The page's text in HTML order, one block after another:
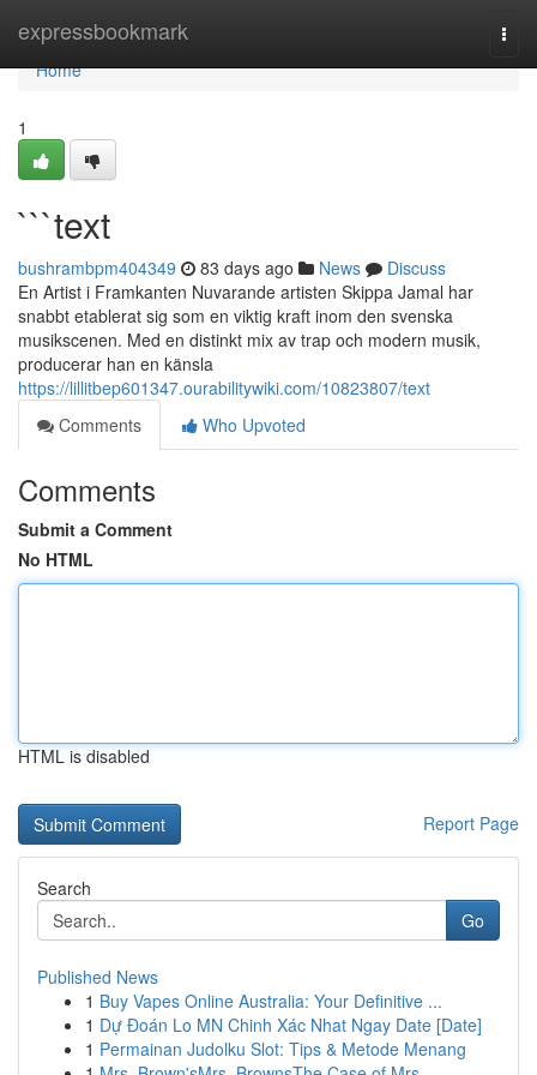
expressbookmark
Home
Home
1
```text
bushrambpm404349 83 days ago News
Discuss
En Artist i Framkanten Nuvarande artisten Skippa Jamal har
snabbt etablerat sig som en viktig kraft inom den svenska
musikscenen. Med en distinkt mix av trap och modern musik,
producerar han en känsla
https://lillitbep601347.ourabilitywiki.com/10823807/text
Comments
Who Upvoted
Comments
Submit a Comment
No HTML
HTML is disabled
Report Page
Search
Go
Published News
1 Buy Vapes Online Australia: Your Definitive ...
1 Dự Đoán Lo MN Chinh Xác Nhat Ngay Date [Date]
1 Permainan Judolku Slot: Tips & Metode Menang